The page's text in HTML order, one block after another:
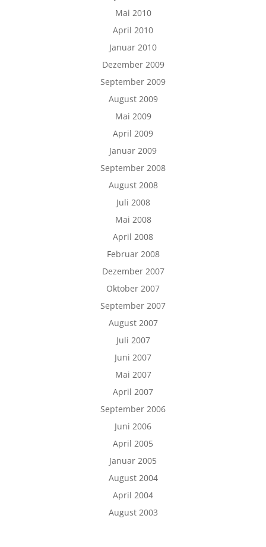
Mai 2010
April 2010
Januar 2010
Dezember 2009
September 2009
August 2009
Mai 2009
April 2009
Januar 2009
September 2008
August 2008
Juli 2008
Mai 2008
April 2008
Februar 2008
Dezember 2007
Oktober 2007
September 2007
August 2007
Juli 2007
Juni 2007
Mai 2007
April 2007
September 2006
Juni 2006
April 2005
Januar 2005
August 2004
April 2004
August 2003